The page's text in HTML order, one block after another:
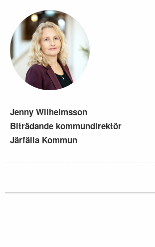
Jenny Wilhelmsson
Biträdande kommundirektör
Järfälla Kommun